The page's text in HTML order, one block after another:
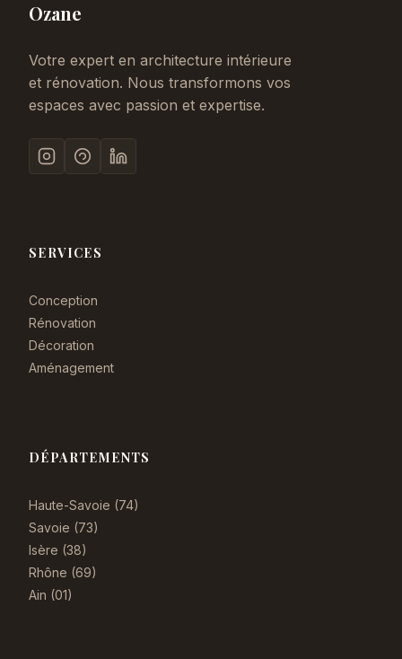
Ozane
Votre expert en architecture intérieure
et rénovation. Nous transformons vos
espaces avec passion et expertise.
SERVICES
Conception
Rénovation
Décoration
Aménagement
DÉPARTEMENTS
Haute-Savoie (74)
Savoie (73)
Isère (38)
Rhône (69)
Ain (01)